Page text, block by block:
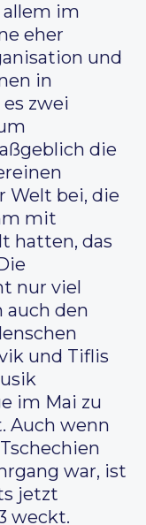
allem im
eher
und
in
zwei
die
Welt bei, die
mit
hatten, das
nur viel
auch den
und Tiflis
im Mai zu
Auch wenn
war, ist
jetzt
weckt.